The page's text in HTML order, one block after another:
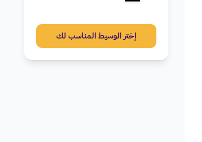
إختر الوسيط المناسب لك